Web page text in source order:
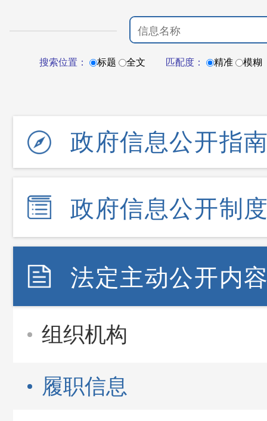
搜索位置： 标题 全文 匹配度： 精准 模糊
政府信息公开指
政府信息公开制
法定主动公开内
组织机构
履职信息